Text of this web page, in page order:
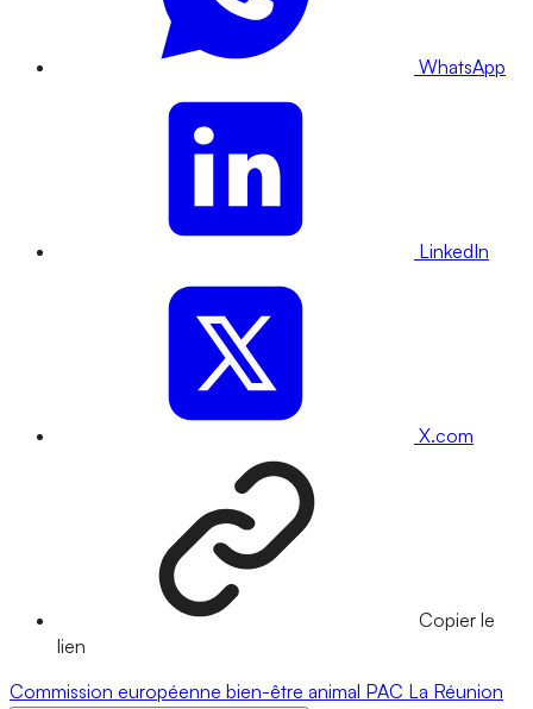
WhatsApp
LinkedIn
X.com
Copier le
lien
Commission européenne bien-être animal PAC La Réunion